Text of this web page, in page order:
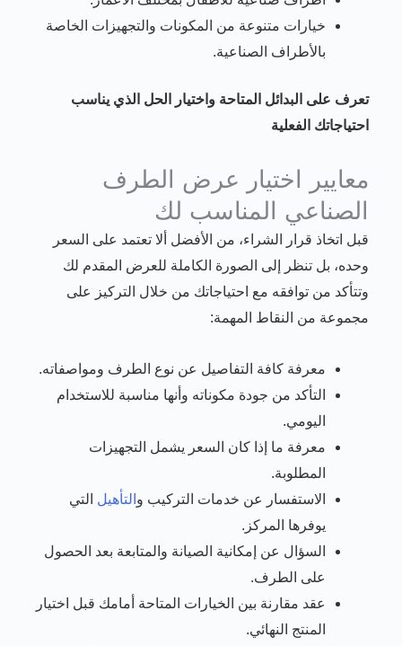
خيارات متنوعة من المكونات والتجهيزات الخاصة
بالأطراف الصناعية.
تعرف على البدائل المتاحة واختيار الحل الذي يناسب
احتياجاتك الفعلية
معايير اختيار عرض الطرف
الصناعي المناسب لك
قبل اتخاذ قرار الشراء، من الأفضل ألا تعتمد على السعر
وحده، بل تنظر إلى الصورة الكاملة للعرض المقدم لك
وتتأكد من توافقه مع احتياجاتك من خلال التركيز على
مجموعة من النقاط المهمة:
معرفة كافة التفاصيل عن نوع الطرف ومواصفاته.
التأكد من جودة مكوناته وأنها مناسبة للاستخدام
اليومي.
معرفة ما إذا كان السعر يشمل التجهيزات
المطلوبة.
الاستفسار عن خدمات التركيب و التأهيل التي
يوفرها المركز.
السؤال عن إمكانية الصيانة والمتابعة بعد الحصول
على الطرف.
عقد مقارنة بين الخيارات المتاحة أمامك قبل اختيار
المنتج النهائي.